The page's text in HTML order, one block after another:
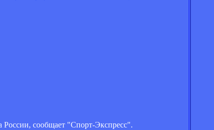
сообщает "Спорт-Экспресс".